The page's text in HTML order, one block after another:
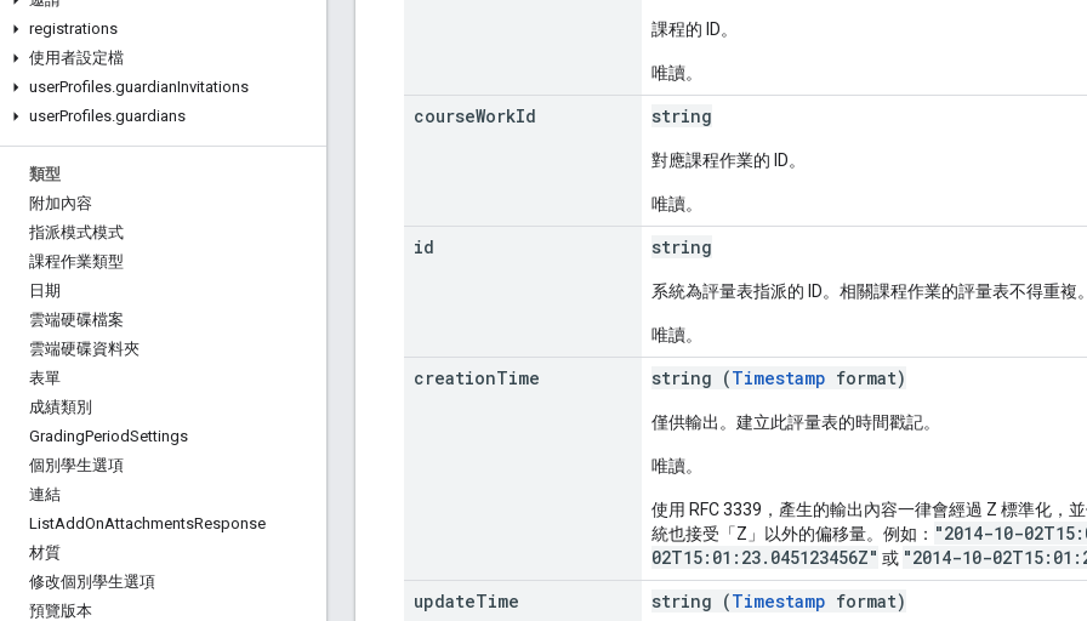
registrations
使用者設定檔
userProfiles.guardianInvitations
userProfiles.guardians
類型
附加內容
指派模式模式
課程作業類型
日期
雲端硬碟檔案
雲端硬碟資料夾
表單
成績類別
GradingPeriodSettings
個別學生選項
連結
ListAddOnAttachmentsResponse
材質
修改個別學生選項
預覽版本
課程的 ID。
唯讀。
courseWorkId string
對應課程作業的 ID。
唯讀。
id string
系統為評量表指派的 ID。相關課程作業的評量表不得重複
唯讀。
creationTime string (Timestamp format)
僅供輸出。建立此評量表的時間戳記。
唯讀。
使用 RFC 3339，產生的輸出內容一律會經過 Z 標準化，
統也接受「Z」以外的偏移量。例如： "2014-10-
02T15:01:23.045123456Z" 或 "2014-10-
updateTime string (Timestamp format)